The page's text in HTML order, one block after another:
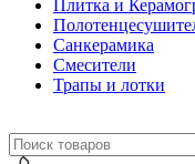
Плитка и
Санкерамика
Смесители
Трапы и лотки